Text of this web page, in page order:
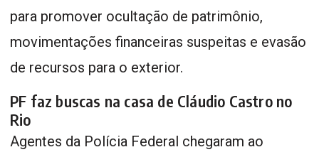
para promover ocultação de patrimônio,
movimentações financeiras suspeitas e evasão
de recursos para o exterior.
PF faz buscas na casa de Cláudio Castro no
Rio
Agentes da Polícia Federal chegaram ao